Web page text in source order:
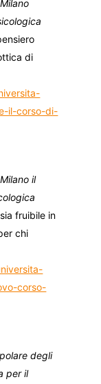
di
il-corso-di-
il
fruibile in
chi
corso-
degli
per il